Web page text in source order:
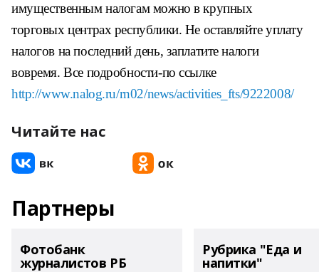
имущественным налогам можно в крупных
торговых центрах республики. Не оставляйте уплату
налогов на последний день, заплатите налоги
вовремя. Все подробности-по ссылке
http://www.nalog.ru/rn02/news/activities_fts/9222008/
Читайте нас
Партнеры
Фотобанк
журналистов РБ
Рубрика "Еда и
напитки"